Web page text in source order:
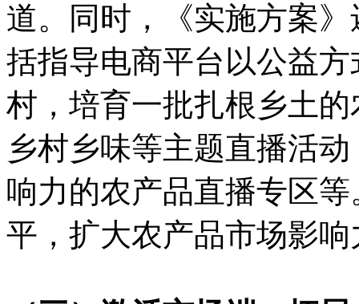
道。同时，《实施方案
括指导电商平台以公益
村，培育一批扎根乡土
乡村乡味等主题直播活
响力的农产品直播专区
平，扩大农产品市场影